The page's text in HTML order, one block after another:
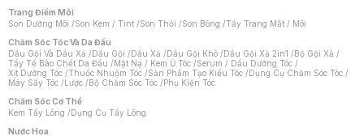
Trang Điểm Môi
Son Dưỡng Môi /Son Kem / Tint /Son Thỏi /Son Bóng /Tẩy Trang Mắt / Môi
Chăm Sóc Tóc Và Da Đầu
Dầu Gội Và Dầu Xả /Dầu Gội /Dầu Xả /Dầu Gội Khô /Dầu Gội Xả 2in1 /Bộ Gội Xả /
Tẩy Tế Bào Chết Da Đầu /Mặt Nạ / Kem Ủ Tóc /Serum / Dầu Dưỡng Tóc /
Xịt Dưỡng Tóc /Thuốc Nhuộm Tóc /Sản Phẩm Tạo Kiểu Tóc /Dụng Cụ Chăm Sóc Tóc /
Máy Sấy Tóc /Lược /Bộ Chăm Sóc Tóc /Phụ Kiện Tóc
Chăm Sóc Cơ Thể
Kem Tẩy Lông /Dụng Cụ Tẩy Lông
Nước Hoa